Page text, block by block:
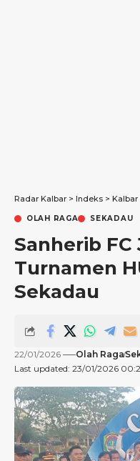
Radar Kalbar > Indeks > Kalbar
OLAH RAGA SEKADAU
Sanherib FC
Turnamen
Sekadau
Last updated: 23/01/2026
22/01/2026 Olah Raga